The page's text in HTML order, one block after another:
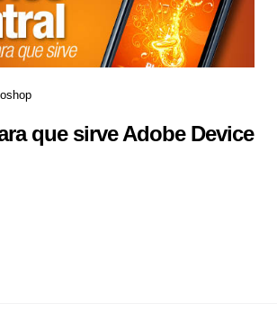
que sirve Adobe Device